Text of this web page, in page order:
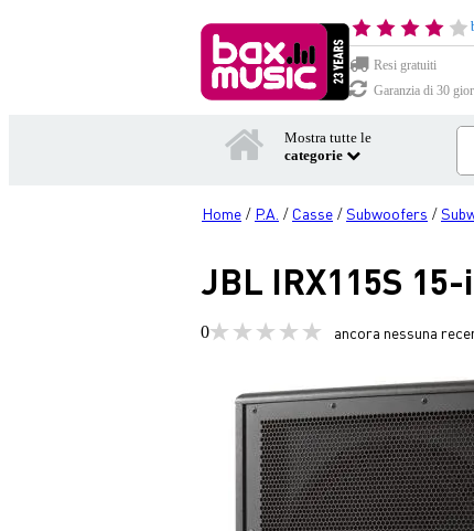
Resi gratuiti
Garanzia di 30
Mostra tutte le
categorie
Home / P.A. / Casse /Subwoofers /
JBL IRX115S
0 ancora nessuna